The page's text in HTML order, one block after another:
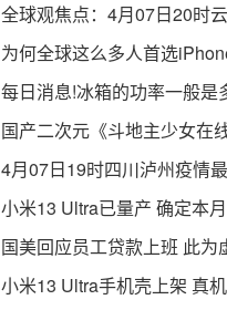
全球观焦点：4月07日20时
为何全球这么多人首选
每日消息!冰箱的功率一般是
国产二次元《斗地主少女在
4月07日19时四川泸州疫情
小米13 Ultra已量产 确定本
国美回应员工贷款上班 此为
小米13 Ultra手机壳上架 真